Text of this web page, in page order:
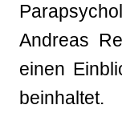
Andreas
einen
beinhaltet.